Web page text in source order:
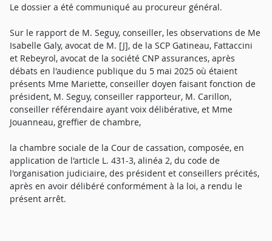
Le dossier a été communiqué au procureur général.
Sur le rapport de M. Seguy, conseiller, les observations de Me
Isabelle Galy, avocat de M. [J], de la SCP Gatineau, Fattaccini
et Rebeyrol, avocat de la société CNP assurances, après
débats en l'audience publique du 5 mai 2025 où étaient
présents Mme Mariette, conseiller doyen faisant fonction de
président, M. Seguy, conseiller rapporteur, M. Carillon,
conseiller référendaire ayant voix délibérative, et Mme
Jouanneau, greffier de chambre,
la chambre sociale de la Cour de cassation, composée, en
application de l'article L. 431-3, alinéa 2, du code de
l'organisation judiciaire, des président et conseillers précités,
après en avoir délibéré conformément à la loi, a rendu le
présent arrêt.